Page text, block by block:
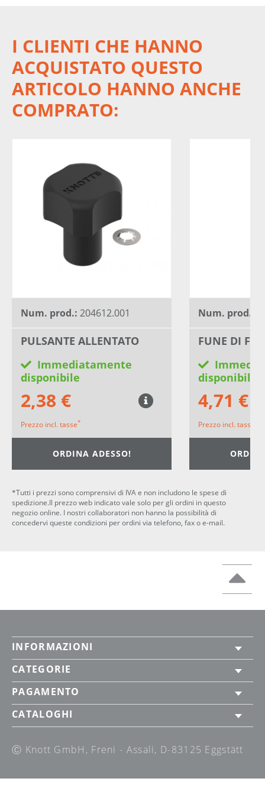
I CLIENTI CHE HANNO
ACQUISTATO QUESTO
ARTICOLO HANNO ANCHE
COMPRATO:
Num. prod.: 204612.001
PULSANTE ALLENTATO
Immediatamente
disponibile
2,38 €
Prezzo incl. tasse*
ORDINA ADESSO!
Num. prod.:
FUNE DI
disponibile
4,71 €
Prezzo incl. tasse
*Tutti i prezzi sono comprensivi di IVA e non includono le spese di
spedizione.Il prezzo web indicato vale solo per gli ordini in questo
negozio online. I nostri collaboratori non hanno la possibilità di
concedervi queste condizioni per ordini via telefono, fax o e-mail.
INFORMAZIONI
CATEGORIE
PAGAMENTO
CATALOGHI
Ⓒ Knott GmbH, Freni - Assali, D-83125 Eggstätt